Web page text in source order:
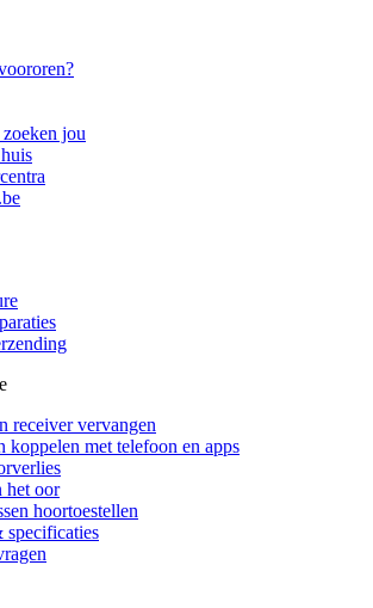
jou
receiver vervangen
koppelen met telefoon en apps
het oor
hoortoestellen
specificaties